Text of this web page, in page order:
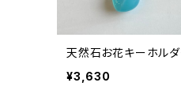
天然石お花キーホ
¥3,630